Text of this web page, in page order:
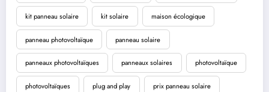
kit panneau solaire kit solaire maison écologique
panneau photovoltaïque panneau solaire
panneaux photovoltaïques panneaux solaires photovoltaïque
photovoltaïques plug and play prix panneau solaire